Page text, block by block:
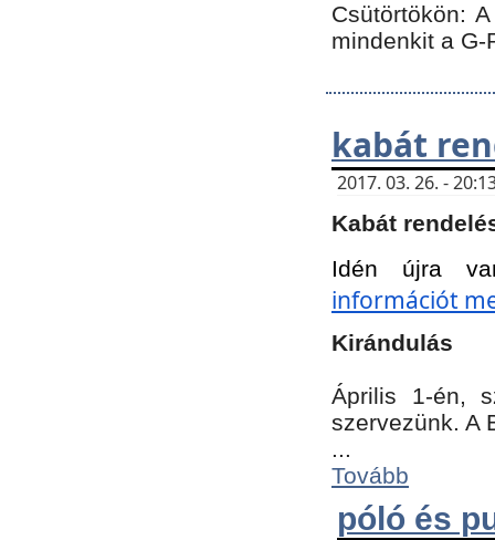
Csütörtökön:A
mindenkit a G-
kabát
2017. 03. 26. -
Kabát
Idén újra
információt
Kirándulás
Április 1-én,
szervezünk. A
...
Tovább
póló és